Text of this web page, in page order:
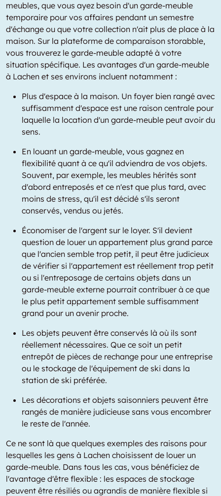
meubles, que vous ayez besoin d'un garde-meuble
temporaire pour vos affaires pendant un semestre
d'échange ou que votre collection n'ait plus de place à la
maison. Sur la plateforme de comparaison storabble,
vous trouverez le garde-meuble adapté à votre
situation spécifique. Les avantages d'un garde-meuble
à Lachen et ses environs incluent notamment :
Plus d'espace à la maison. Un foyer bien rangé avec
suffisamment d'espace est une raison centrale pour
laquelle la location d'un garde-meuble peut avoir du
sens.
En louant un garde-meuble, vous gagnez en
flexibilité quant à ce qu'il adviendra de vos objets.
Souvent, par exemple, les meubles hérités sont
d'abord entreposés et ce n'est que plus tard, avec
moins de stress, qu'il est décidé s'ils seront
conservés, vendus ou jetés.
Économiser de l'argent sur le loyer. S'il devient
question de louer un appartement plus grand parce
que l'ancien semble trop petit, il peut être judicieux
de vérifier si l'appartement est réellement trop petit
ou si l'entreposage de certains objets dans un
garde-meuble externe pourrait contribuer à ce que
le plus petit appartement semble suffisamment
grand pour un avenir proche.
Les objets peuvent être conservés là où ils sont
réellement nécessaires. Que ce soit un petit
entrepôt de pièces de rechange pour une entreprise
ou le stockage de l'équipement de ski dans la
station de ski préférée.
Les décorations et objets saisonniers peuvent être
rangés de manière judicieuse sans vous encombrer
le reste de l'année.
Ce ne sont là que quelques exemples des raisons pour
lesquelles les gens à Lachen choisissent de louer un
garde-meuble. Dans tous les cas, vous bénéficiez de
l'avantage d'être flexible : les espaces de stockage
peuvent être résiliés ou agrandis de manière flexible si